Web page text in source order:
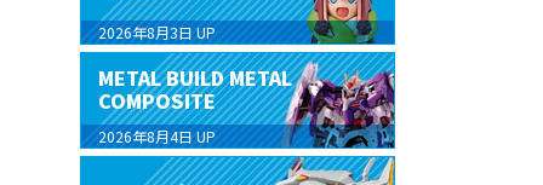
2026年8月3日 UP
METAL BUILD METAL
COMPOSITE
2026年8月4日 UP